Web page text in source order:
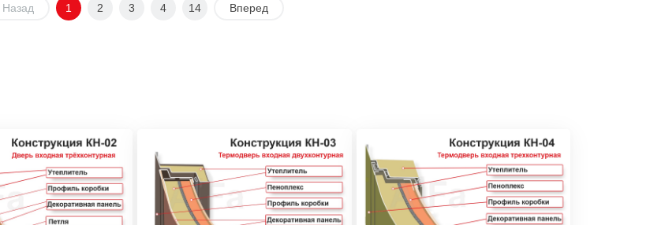
Назад 1 2 3 4 14 Вперед